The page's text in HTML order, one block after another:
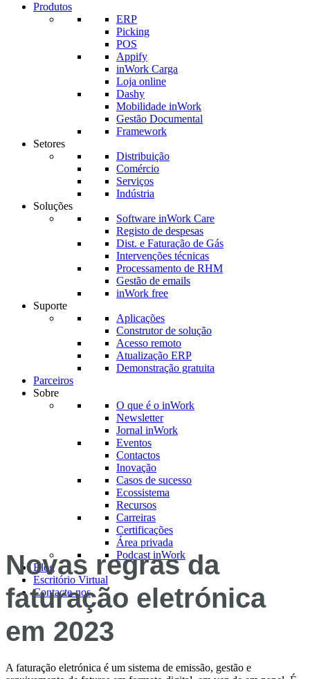
Produtos
ERP
Picking
POS
Appify
inWork Carga
Loja online
Dashy
Mobilidade inWork
Gestão Documental
Framework
Setores
Distribuição
Comércio
Serviços
Indústria
Soluções
Software inWork Care
Registo de despesas
Dist. e Faturação de Gás
Intervenções técnicas
Processamento de RHM
Gestão de emails
inWork free
Suporte
Aplicações
Construtor de solução
Acesso remoto
Atualização ERP
Demonstração gratuita
Parceiros
Sobre
O que é o inWork
Newsletter
Jornal inWork
Eventos
Contactos
Inovação
Casos de sucesso
Ecossistema
Recursos
Carreiras
Certificações
Área privada
Podcast inWork
Blog
Escritório Virtual
Contacte-nos
Novas regras da
faturação eletrónica
em 2023
A faturação eletrónica é um sistema de emissão, gestão e